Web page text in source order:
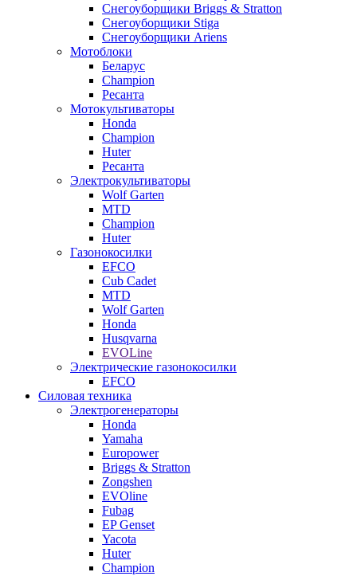
Снегоуборщики Briggs & Stratton
Снегоуборщики Stiga
Снегоуборщики Ariens
Мотоблоки
Беларус
Champion
Ресанта
Мотокультиваторы
Honda
Champion
Huter
Ресанта
Электрокультиваторы
Wolf Garten
MTD
Champion
Huter
Газонокосилки
EFCO
Cub Cadet
MTD
Wolf Garten
Honda
Husqvarna
EVOLine
Электрические газонокосилки
EFCO
Силовая техника
Электрогенераторы
Honda
Yamaha
Europower
Briggs & Stratton
Zongshen
EVOline
Fubag
EP Genset
Yacota
Huter
Champion